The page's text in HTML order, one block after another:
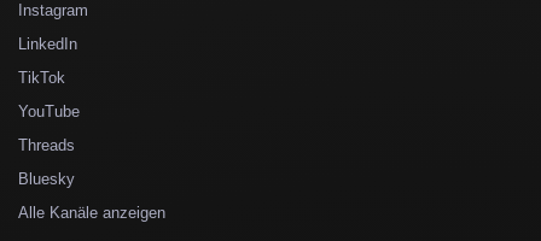
Instagram
LinkedIn
TikTok
YouTube
Threads
Bluesky
Alle Kanäle anzeigen